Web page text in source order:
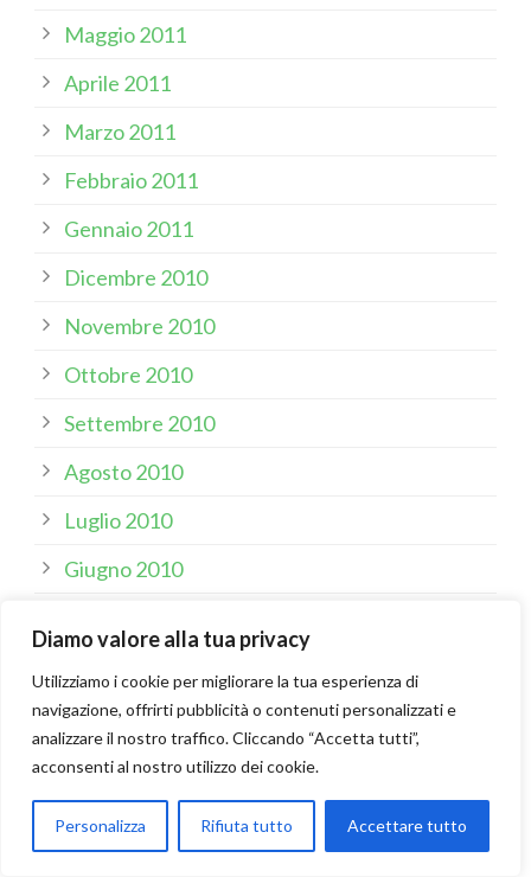
Diamo valore alla tua privacy
Utilizziamo i cookie per migliorare la tua esperienza di
navigazione, offrirti pubblicità o contenuti personalizzati e
analizzare il nostro traffico. Cliccando “Accetta tutti”,
acconsenti al nostro utilizzo dei cookie.
Personalizza Rifiuta tutto Accettare tutto
Maggio 2011
Aprile 2011
Marzo 2011
Febbraio 2011
Gennaio 2011
Dicembre 2010
Novembre 2010
Ottobre 2010
Settembre 2010
Agosto 2010
Luglio 2010
Giugno 2010
Marzo 2010
Febbraio 2010
Gennaio 2010
Dicembre 2009